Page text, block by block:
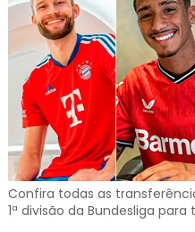
Confira todas as
1ª divisão da Bundesliga